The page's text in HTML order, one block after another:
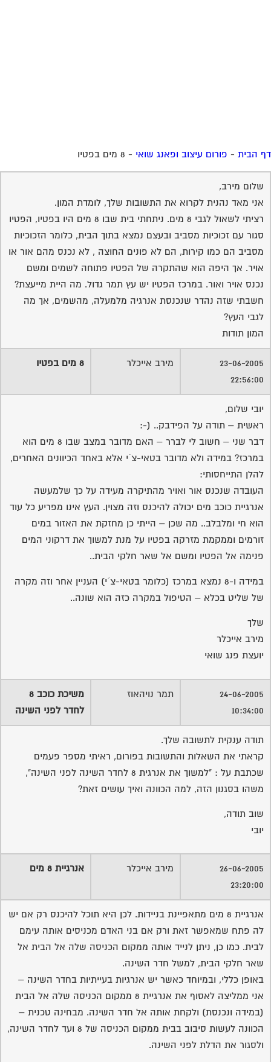
הבית-פורום עיצוב ופאנג שואי-8 מים בפטיו
שלום מירב,
אני מאד נהנית לקרוא את התשובות שלך, לומדת המון.
רציתי לשאול לגבי 8 מים. ניתחתי בית שבו 8 מים היו בפטיו, הפטיו
סגור עם זכוכיות מסביב ובעצם נמצא בתוך הבית, כלומר הזכוכיות
מסביב הם כמו קירות, הם לא פונים החוצה , לא נכנס מהם אור או
אויר. אך היפה הוא שהתקרה של הפטיו פתוחה לשמים ומשם
נכנס אויר ואור. במרכז הפטיו יש עץ תמר גדול. מה היית מייעצת?
חשבתי שזה נהדר שנכנסת אנרגיה מלמעלה, מהשמים, אך מה
לגבי העץ?
המון תודות
23-06-2005
22:56:00
מירב אייכלר
יובי שלום,
ראשית – תודה על הפידבק.. (-:
דבר שני – חשוב לי לברר – האם מדובר במצב שבו 8 מים הוא
במרכז? במידה ולא מדובר בטאי-צ´י אלא באחד הכיוונים האחרים,
להלן התייחסותי:
העובדה שנכנס אור ואויר מהתיקרה מעידה על כך שלמעשה
אנרגיית כוכב מים יכולה להיכנס וזה מצוין. העץ אינו מפריע כל עוד
הוא חי ומלבלב.. מה שכן – הייתי כן מחזקת את האזור במים
זורמים וממקמת מזרקה בפטיו על מנת למשוך את דרקוני המים
פנימה אל הפטיו ומשם אל שאר חלקי הבית..
במידה ו-8 נמצא במרכז (כלומר בטאי-צ´י) העניין אחר וזה מקרה
של שליט בכלא – הטיפול במקרה כזה הוא שונה..
שלך
מירב אייכלר
יועצת פנג שואי
24-06-2005
10:34:00
תמר נויהאוז
משיכת כוכב 8
לחדר לפני השינה
תודה ענקית לתשובה שלך.
קראתי את השאלות והתשובות בפורום, ראיתי מספר פעמים
שכתבת על : "למשוך את אנרגית 8 לחדר השינה לפני השינה",
משהו בסגנון הזה, למה הכוונה ואיך עושים זאת?
שוב תודה,
יובי
26-06-2005
23:20:00
מירב אייכלר אנרגיית 8 מים
אנרגיית 8 מים מתאפיינת בניידות. לכן היא תוכל להיכנס רק אם יש
לה פתח שמאפשר זאת ורק אם בני האדם מכניסים אותה עימם
לבית. כמו כן, ניתן לנייד אותה ממקום הכניסה שלה אל הבית אל
שאר חלקי הבית, למשל חדר השינה.
באופן כללי, ובמיוחד כאשר יש אנרגיות בעייתיות בחדר השינה –
אני ממליצה לאסוף את אנרגיית 8 ממקום הכניסה שלה אל הבית
(במידה ונכנסת) ולקחת אותה אל חדר השינה. מבחינה טכנית –
הכוונה לעשות סיבוב בבית ממקום הכניסה של 8 ועד לחדר השינה,
ולסגור את הדלת לפני השינה.